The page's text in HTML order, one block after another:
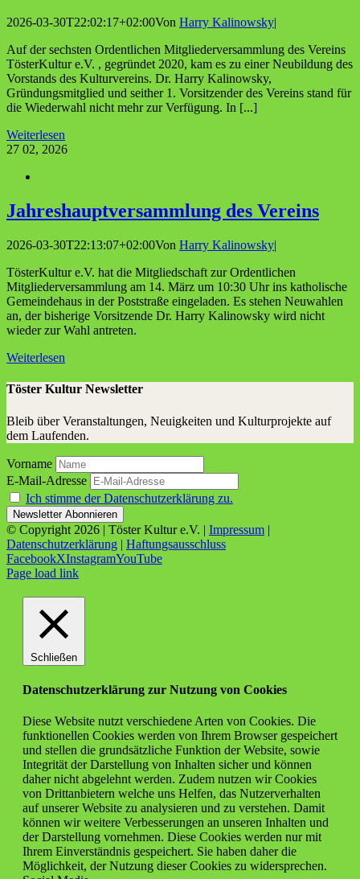
2026-03-30T22:02:17+02:00Von Harry Kalinowsky|
Auf der sechsten Ordentlichen Mitgliederversammlung des Vereins
TösterKultur e.V. , gegründet 2020, kam es zu einer Neubildung des
Vorstands des Kulturvereins. Dr. Harry Kalinowsky,
Gründungsmitglied und seither 1. Vorsitzender des Vereins stand für
die Wiederwahl nicht mehr zur Verfügung. In [...]
Weiterlesen
27 02, 2026
Jah­res­haupt­ver­samm­lung des Vereins
2026-03-30T22:13:07+02:00Von Harry Kalinowsky|
TösterKultur e.V. hat die Mitgliedschaft zur Ordentlichen
Mitgliederversammlung am 14. März um 10:30 Uhr ins katholische
Gemeindehaus in der Poststraße eingeladen. Es stehen Neuwahlen
an, der bisherige Vorsitzende Dr. Harry Kalinowsky wird nicht
wieder zur Wahl antreten.
Weiterlesen
Töster Kultur Newsletter
Bleib über Veranstaltungen, Neuigkeiten und Kulturprojekte auf
dem Laufenden.
Vorname
E-Mail-Adresse
Ich stimme der Datenschutzerklärung zu.
© Copyright 2026 | Töster Kultur e.V. | Impressum |
Datenschutzerklärung | Haftungsausschluss
FacebookXInstagramYouTube
Page load link
Schließen
Datenschutzerklärung zur Nutzung von Cookies
Diese Website nutzt verschiedene Arten von Cookies. Die
funktionellen Cookies werden von Ihrem Browser gespeichert
und stellen die grundsätzliche Funktion der Website, sowie
Integrität der Darstellung von Inhalten sicher und können
daher nicht abgelehnt werden. Zudem nutzen wir Cookies
von Drittanbietern welche uns Helfen, das Nutzerverhalten
auf unserer Website zu analysieren und zu verstehen. Damit
können wir weitere Verbesserungen an unseren Inhalten und
der Darstellung vornehmen. Diese Cookies werden nur mit
Ihrem Einverständnis gespeichert. Sie haben daher die
Möglichkeit, der Nutzung dieser Cookies zu widersprechen.